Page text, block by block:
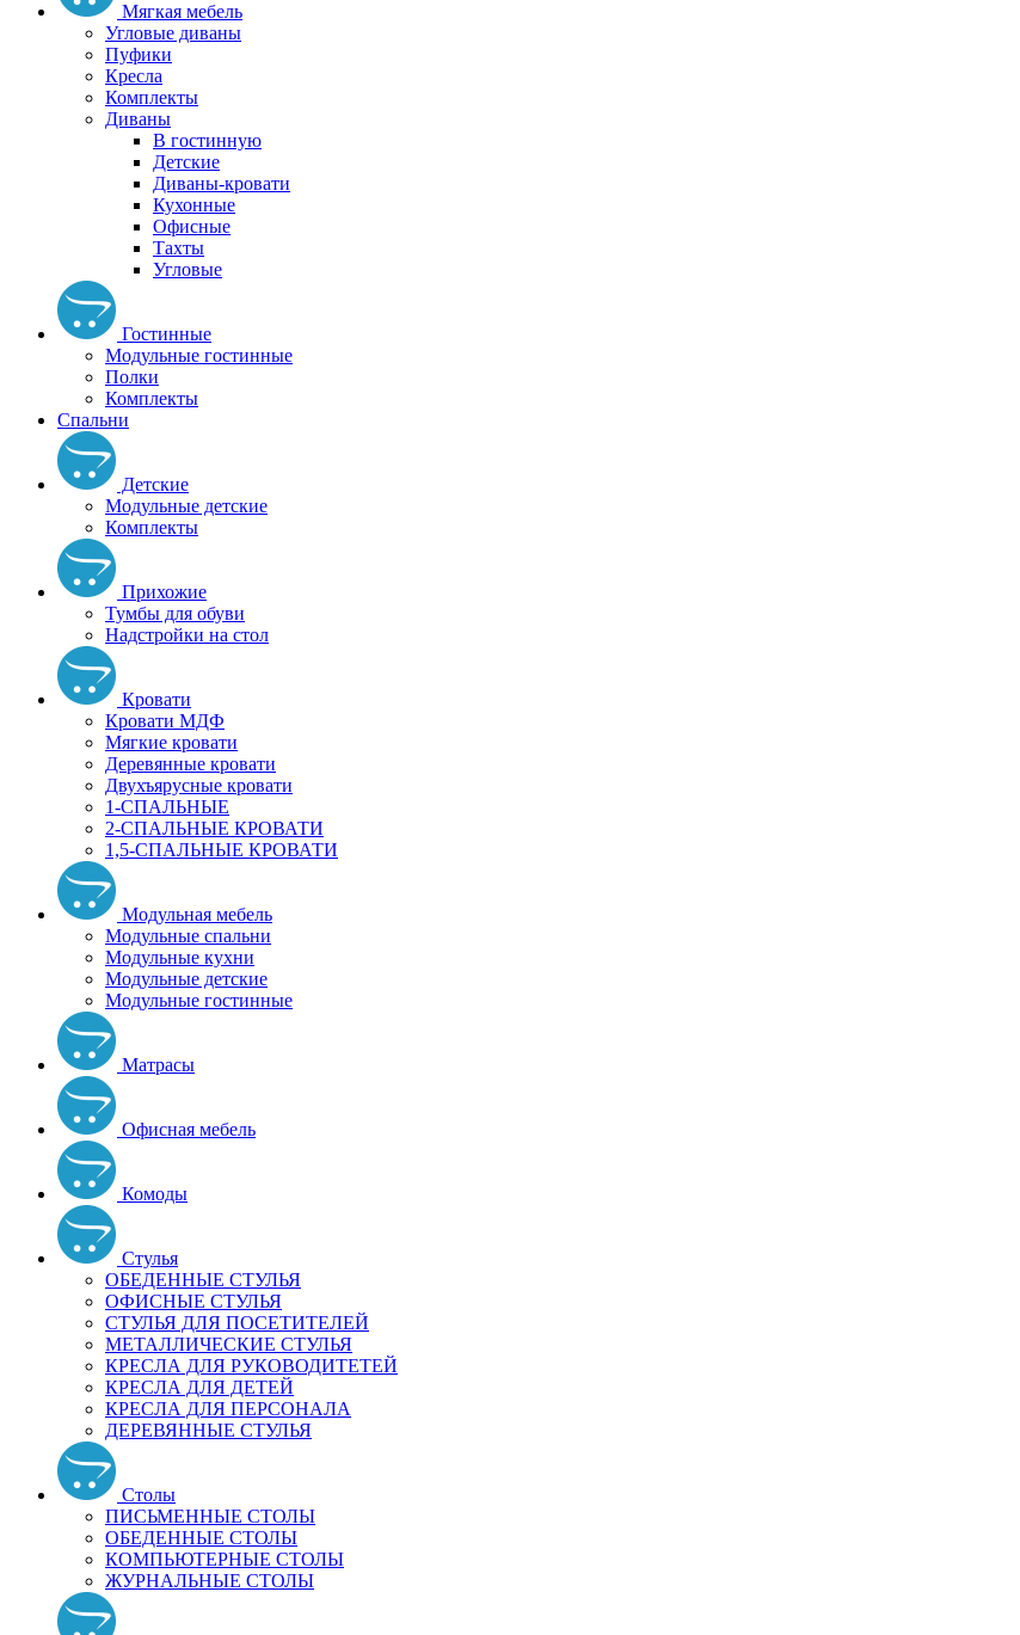
Мягкая мебель
Угловые диваны
Пуфики
Кресла
Комплекты
Диваны
В гостинную
Детские
Диваны-кровати
Кухонные
Офисные
Тахты
Угловые
Гостинные
Модульные гостинные
Полки
Комплекты
Спальни
Детские
Модульные детские
Комплекты
Прихожие
Тумбы для обуви
Надстройки на стол
Кровати
Кровати МДФ
Мягкие кровати
Деревянные кровати
Двухъярусные кровати
1-СПАЛЬНЫЕ
2-СПАЛЬНЫЕ КРОВАТИ
1,5-СПАЛЬНЫЕ КРОВАТИ
Модульная мебель
Модульные спальни
Модульные кухни
Модульные детские
Модульные гостинные
Матрасы
Офисная мебель
Комоды
Стулья
ОБЕДЕННЫЕ СТУЛЬЯ
ОФИСНЫЕ СТУЛЬЯ
СТУЛЬЯ ДЛЯ ПОСЕТИТЕЛЕЙ
МЕТАЛЛИЧЕСКИЕ СТУЛЬЯ
КРЕСЛА ДЛЯ РУКОВОДИТЕТЕЙ
КРЕСЛА ДЛЯ ДЕТЕЙ
КРЕСЛА ДЛЯ ПЕРСОНАЛА
ДЕРЕВЯННЫЕ СТУЛЬЯ
Столы
ПИСЬМЕННЫЕ СТОЛЫ
ОБЕДЕННЫЕ СТОЛЫ
КОМПЬЮТЕРНЫЕ СТОЛЫ
ЖУРНАЛЬНЫЕ СТОЛЫ